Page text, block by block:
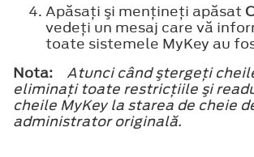
Apăsaţi şi menţineţi apăsat
vedeţi un mesaj care vă
toate sistemele MyKey au
Nota:
Atunci când ştergeţi
eliminaţi toate restricţiile şi
cheile MyKey la starea de cheie
administrator originală.